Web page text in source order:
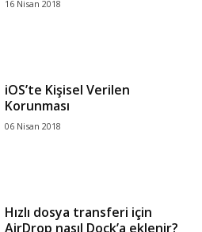
16 Nisan 2018
iOS’te Kişisel Verilen
Korunması
06 Nisan 2018
Hızlı dosya transferi için
AirDrop nasıl Dock’a eklenir?